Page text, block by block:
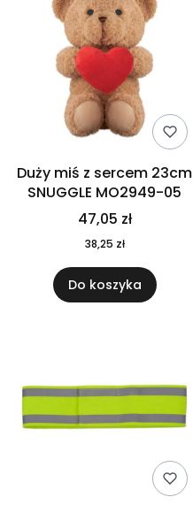
Duży miś z sercem 23cm
SNUGGLE MO2949-05
47,05 zł
38,25 zł
Do koszyka